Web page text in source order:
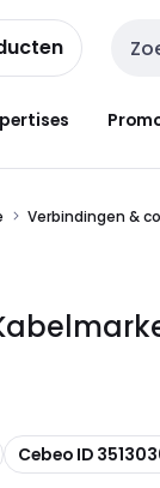
Verbindingen &
Kopiëren
Cebeo ID